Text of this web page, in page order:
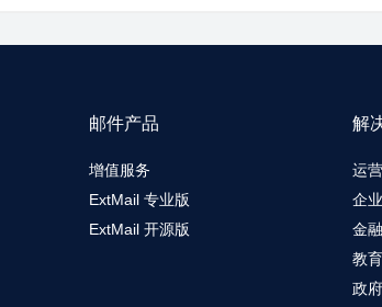
邮件产品
增值服务
ExtMail 专业版
ExtMail 开源版
解
运
企
金
教
政